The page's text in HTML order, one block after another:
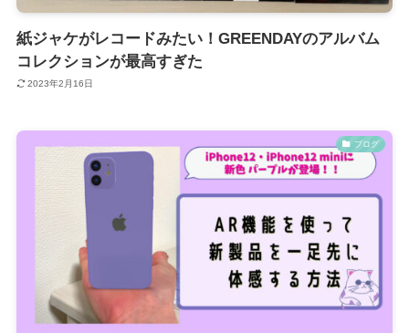
紙ジャケがレコードみたい！GREENDAYのアルバム
コレクションが最高すぎた
2023年2月16日
ブログ